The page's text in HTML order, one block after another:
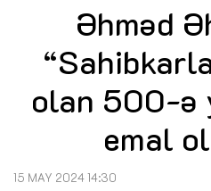
Əhməd
olan 500-ə
emal
15 MAY 2024 14:30